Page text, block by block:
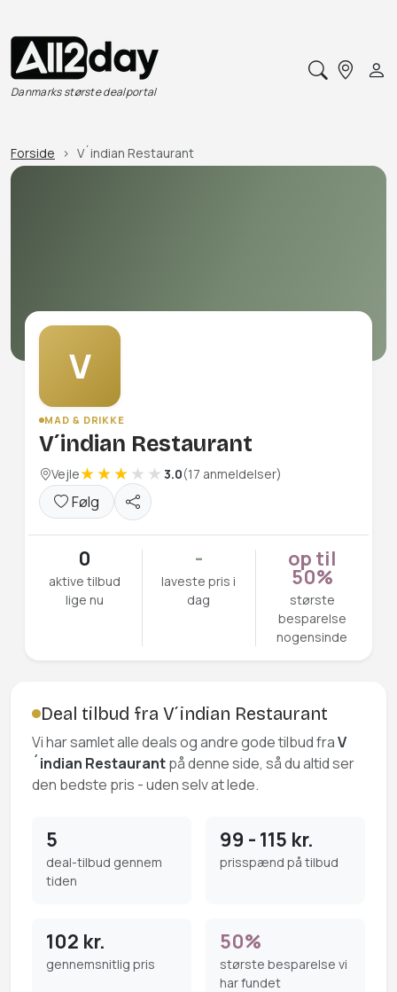
Danmarks største dealportal
Forside V´indian Restaurant
V
MAD & DRIKKE
V´indian Restaurant
Vejle 3.0(17 anmeldelser)
Følg
0
aktive tilbud
lige nu
-
laveste pris i
dag
op til
50%
største
besparelse
nogensinde
Deal tilbud fra V´indian Restaurant
Vi har samlet alle deals og andre gode tilbud fraV
´indian Restaurantpå denne side, så du altid ser
den bedste pris - uden selv at lede.
5
deal-tilbud gennem
tiden
99 - 115 kr.
prisspænd på tilbud
102 kr.
gennemsnitlig pris
50%
største besparelse vi
har fundet